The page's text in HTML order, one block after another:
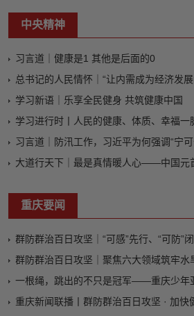
中央精神
习言道｜健康是1 其他是后面的0
总书记的人民情怀｜“让内需成为经济发
学习新语｜乐享全民健身 共筑健康中国
学习进行时丨人民的健康、体质、幸福一
习言道｜防汛工作，习近平为何强调“宁可
重庆要闻
一根绳，跳出的不只是冠军——重庆少年